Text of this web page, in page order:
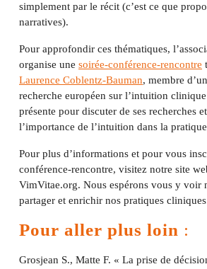
simplement par le récit (c’est ce que
narratives).
Pour approfondir ces thématiques,
organise une soirée-conférence-rencontre
Laurence Coblentz-Bauman, membre
recherche européen sur l’intuition
présente pour discuter de ses recherches
l’importance de l’intuition dans la
Pour plus d’informations et pour vous
conférence-rencontre, visitez notre site
VimVitae.org. Nous espérons vous y voir
partager et enrichir nos pratiques
Pour aller plus loin :
Grosjean S., Matte F. « La prise de